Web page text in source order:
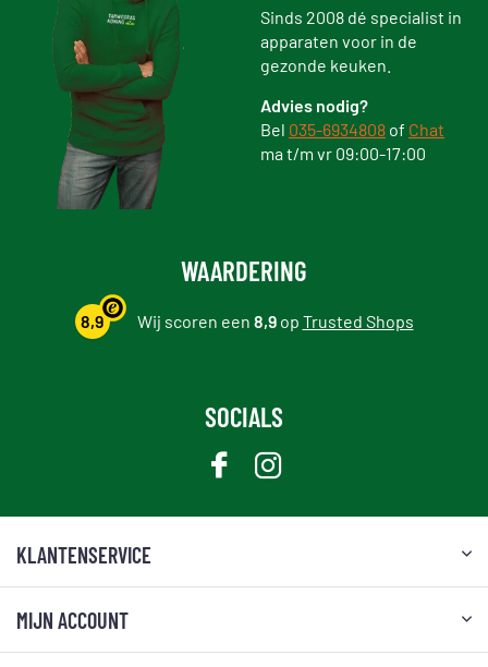
Sinds 2008 dé specialist in
apparaten voor in de
gezonde keuken.
Advies nodig?
Bel 035-6934808 of Chat
ma t/m vr 09:00-17:00
WAARDERING
8,9 Wij scoren een 8,9op Trusted Shops
SOCIALS
KLANTENSERVICE
MIJN ACCOUNT